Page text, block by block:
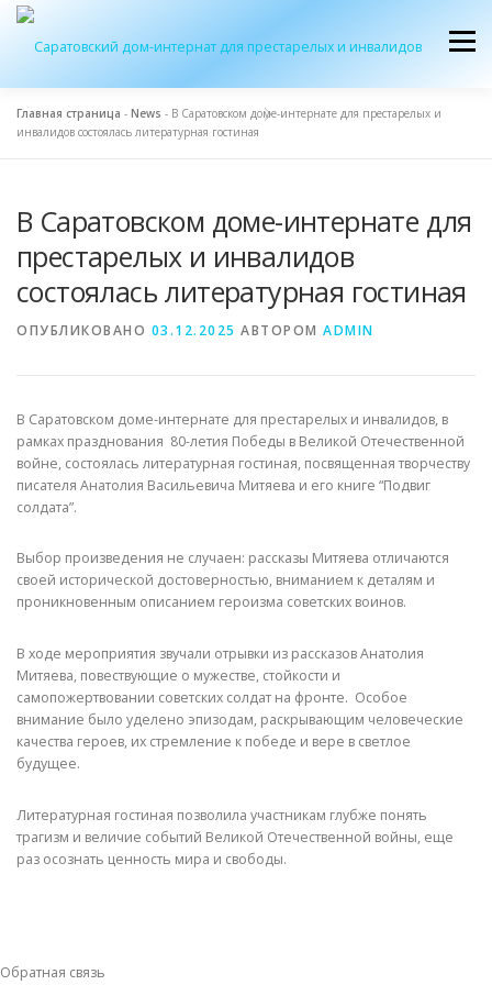
Перейти
содержимому
Меню
ОБ УЧРЕЖДЕНИИ ЭКСКУРСИЯ
ЖУРНАЛ “ДОМ” КОНТАКТЫ
Главная страница - News - В Саратовском доме-интернате для престарелых и
инвалидов состоялась литературная гостиная
В Саратовском доме-интернате для
престарелых и инвалидов
состоялась литературная гостиная
ОПУБЛИКОВАНО 03.12.2025 АВТОРОМ ADMIN
В Саратовском доме-интернате для престарелых и инвалидов, в
рамках празднования 80-летия Победы в Великой Отечественной
войне, состоялась литературная гостиная, посвященная творчеству
писателя Анатолия Васильевича Митяева и его книге “Подвиг
солдата”.
Выбор произведения не случаен: рассказы Митяева отличаются
своей исторической достоверностью, вниманием к деталям и
проникновенным описанием героизма советских воинов.
В ходе мероприятия звучали отрывки из рассказов Анатолия
Митяева, повествующие о мужестве, стойкости и
самопожертвовании советских солдат на фронте. Особое
внимание было уделено эпизодам, раскрывающим человеческие
качества героев, их стремление к победе и вере в светлое
будущее.
Литературная гостиная позволила участникам глубже понять
трагизм и величие событий Великой Отечественной войны, еще
раз осознать ценность мира и свободы.
Обратная связь